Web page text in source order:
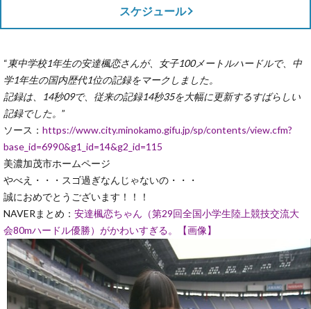
スケジュール
“ 東中学校1年生の安達楓恋さんが、女子100メートルハードルで、中
学1年生の国内歴代1位の記録をマークしました。
記録は、14秒09で、従来の記録14秒35を大幅に更新するすばらしい
記録でした。 ”
ソース： https://www.city.minokamo.gifu.jp/sp/contents/view.cfm?
base_id=6990&g1_id=14&g2_id=115
美濃加茂市ホームページ
やべえ・・・スゴ過ぎなんじゃないの・・・
誠におめでとうございます！！！
NAVERまとめ： 安達楓恋ちゃん（第29回全国小学生陸上競技交流大
会80mハードル優勝）がかわいすぎる。【画像】